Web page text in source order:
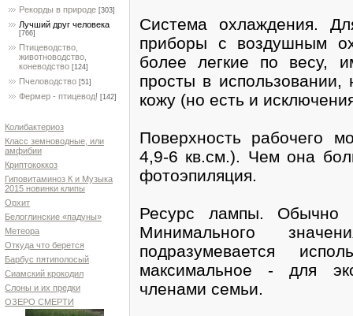
Рекорды в природе [303]
Лучший друг человека
[766]
Птицеводство,
животноводство,
коневодство [124]
Пчеловодство [51]
Фермер - птицевод! [142]
Колибактериоз
Класс земноводные, или
амфибии
Криптококкоз
Гиповитаминоз К и Музыка
2015 новинки клипы
Орхит
Белоглинские «падуны»
Метеора
Откуда что берется
Барбус пятиполосый
Сиамский крокодил
Слоны и их предки
ОЗЕРО СМЕРТИ
Система охлаждения.
приборы с воздушным
более легкие по весу,
просты в
кожу (но есть и
Поверхность рабочего
4,9-6 кв.см.). Чем она
фотоэпиляция.
Ресурс лампы. Обычно
Минимального
подразумевается
максимальное - для
членами семьи.